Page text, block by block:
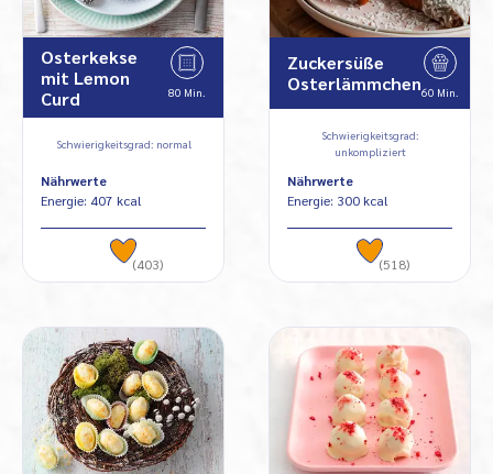
Osterkekse
mit Lemon
Curd
80 Min.
Schwierigkeitsgrad: normal
Nährwerte
Energie: 407 kcal
(403)
Zuckersüße
Osterlämmchen60 Min.
Schwierigkeitsgrad:
unkompliziert
Nährwerte
Energie: 300 kcal
(518)